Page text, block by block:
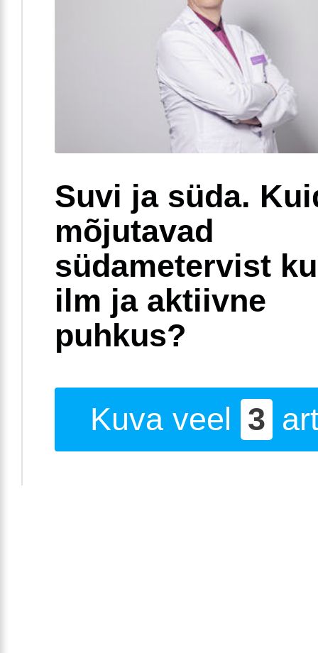
Suvi ja süda.
mõjutavad
südametervist
ilm ja aktiivne
puhkus?
Kuva veel 3